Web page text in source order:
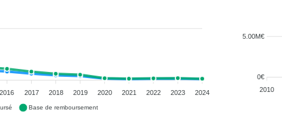
2016 2017 2018 2019 2020 2021 2022 2023 2024
Base de remboursement
5.00M€
0€
2010